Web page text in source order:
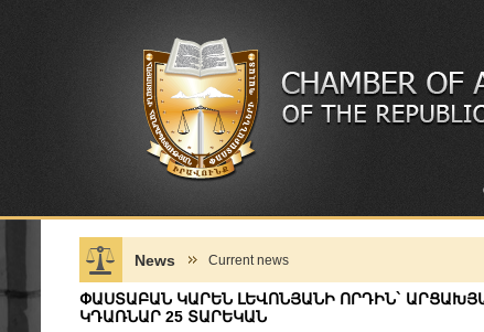
News Current news
ՓԱՍՏԱԲԱՆ ԿԱՐԵՆ ԼԵՎՈՆՅԱՆԻ ՈՐԴԻՆ`
ԿԴԱՌՆԱՐ 25 ՏԱՐԵԿԱՆ